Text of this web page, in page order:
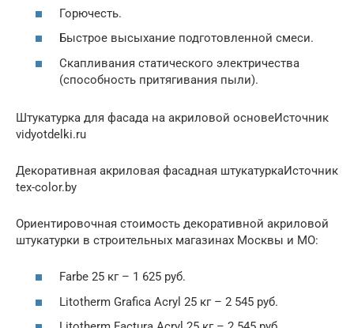
Горючесть.
Быстрое высыхание подготовленной смеси.
Скапливания статического электричества
(способность притягивания пыли).
Штукатурка для фасада на акриловой основеИсточник
vidyotdelki.ru
Декоративная акриловая фасадная штукатуркаИсточник
tex-color.by
Ориентировочная стоимость декоративной акриловой
штукатурки в строительных магазинах Москвы и МО:
Farbe 25 кг – 1 625 руб.
Litotherm Grafica Acryl 25 кг – 2 545 руб.